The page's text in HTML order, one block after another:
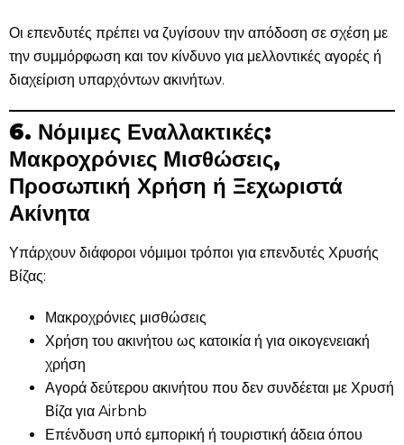
Οι επενδυτές πρέπει να ζυγίσουν την απόδοση σε σχέση με
την συμμόρφωση και τον κίνδυνο για μελλοντικές αγορές ή
διαχείριση υπαρχόντων ακινήτων.
6. Νόμιμες Εναλλακτικές:
Μακροχρόνιες Μισθώσεις,
Προσωπική Χρήση ή Ξεχωριστά
Ακίνητα
Υπάρχουν διάφοροι νόμιμοι τρόποι για επενδυτές Χρυσής
Βίζας:
Μακροχρόνιες μισθώσεις
Χρήση του ακινήτου ως κατοικία ή για οικογενειακή
χρήση
Αγορά δεύτερου ακινήτου που δεν συνδέεται με Χρυσή
Βίζα για Airbnb
Επένδυση υπό εμπορική ή τουριστική άδεια όπου